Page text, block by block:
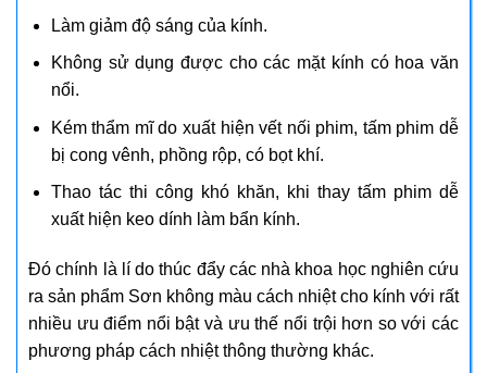
Làm giảm độ sáng của kính.
Không sử dụng được cho các mặt kính có hoa văn
nổi.
Kém thẩm mĩ do xuất hiện vết nối phim, tấm phim dễ
bị cong vênh, phồng rộp, có bọt khí.
Thao tác thi công khó khăn, khi thay tấm phim dễ
xuất hiện keo dính làm bẩn kính.
Đó chính là lí do thúc đẩy các nhà khoa học nghiên cứu
ra sản phẩm Sơn không màu cách nhiệt cho kính với rất
nhiều ưu điểm nổi bật và ưu thế nổi trội hơn so với các
phương pháp cách nhiệt thông thường khác.